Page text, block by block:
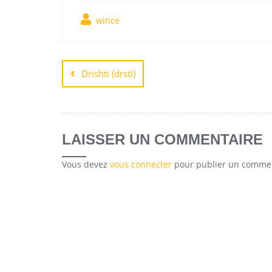
wince
Drishti (drsti)
LAISSER UN COMMENTAIRE
Vous devez vous connecter pour publier un